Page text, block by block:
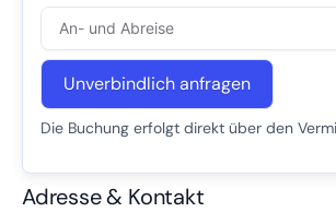
Unverbindlich anfragen
Die Buchung erfolgt direkt über den
Adresse & Kontakt